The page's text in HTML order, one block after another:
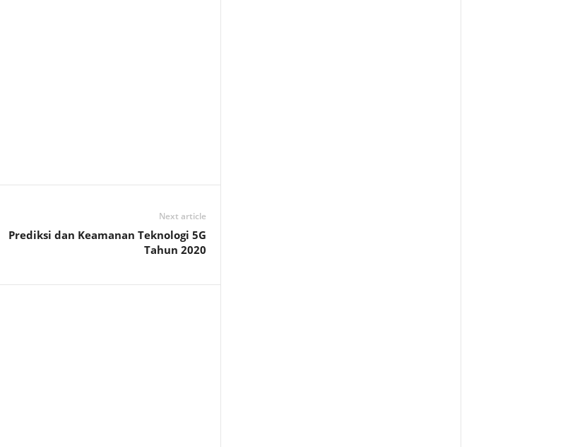
Next article
Prediksi dan Keamanan Teknologi 5G
Tahun 2020